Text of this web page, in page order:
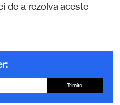
de a rezolva aceste
Trimite